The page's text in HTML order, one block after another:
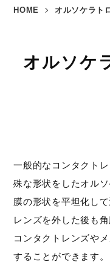
HOME オルソケラト
オルソケ
一般的なコンタクト
殊な形状をしたオル
膜の形状を平坦化し
レンズを外した後も
コンタクトレンズや
することができます。